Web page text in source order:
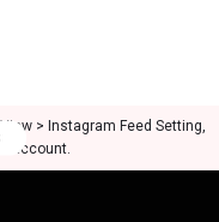
> Instagram Feed Setting,
account.